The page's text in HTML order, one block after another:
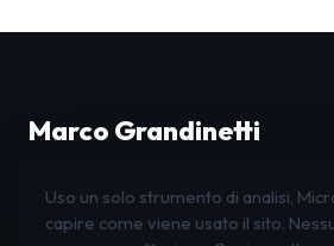
Marco Grandinetti
LinkedIn
Instagram Facebook
Uso un solo strumento di analisi,
capire come viene usato il sito.